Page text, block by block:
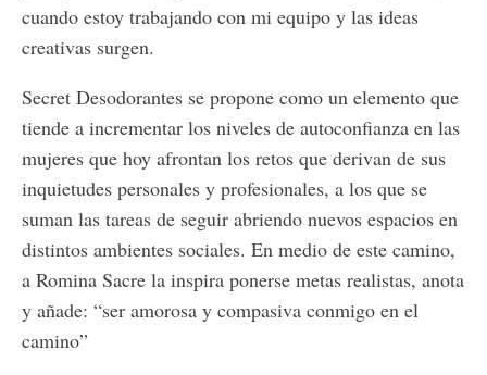
cuando estoy trabajando con mi equipo y las ideas
creativas surgen.
Secret Desodorantes se propone como un elemento que
tiende a incrementar los niveles de autoconfianza en las
mujeres que hoy afrontan los retos que derivan de sus
inquietudes personales y profesionales, a los que se
suman las tareas de seguir abriendo nuevos espacios en
distintos ambientes sociales. En medio de este camino,
a Romina Sacre la inspira ponerse metas realistas, anota
y añade: “ser amorosa y compasiva conmigo en el
camino”